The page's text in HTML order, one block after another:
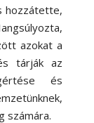
hozzátette,
azokat a
tárják az
és
számára.